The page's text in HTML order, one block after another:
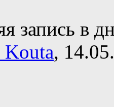
запись в
Kouta,